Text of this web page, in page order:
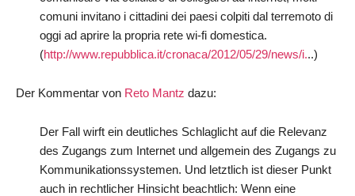
comuni invitano i cittadini dei paesi colpiti dal terremoto di
oggi ad aprire la propria rete wi-fi domestica.
(http://www.repubblica.it/cronaca/2012/05/29/news/i...)
Der Kommentar von Reto Mantz dazu:
Der Fall wirft ein deutliches Schlaglicht auf die Relevanz
des Zugangs zum Internet und allgemein des Zugangs zu
Kommunikationssystemen. Und letztlich ist dieser Punkt
auch in rechtlicher Hinsicht beachtlich: Wenn eine